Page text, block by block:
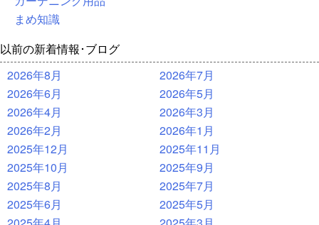
まめ知識
以前の新着情報･ブログ
2026年8月
2026年7月
2026年6月
2026年5月
2026年4月
2026年3月
2026年2月
2026年1月
2025年12月
2025年11月
2025年10月
2025年9月
2025年8月
2025年7月
2025年6月
2025年5月